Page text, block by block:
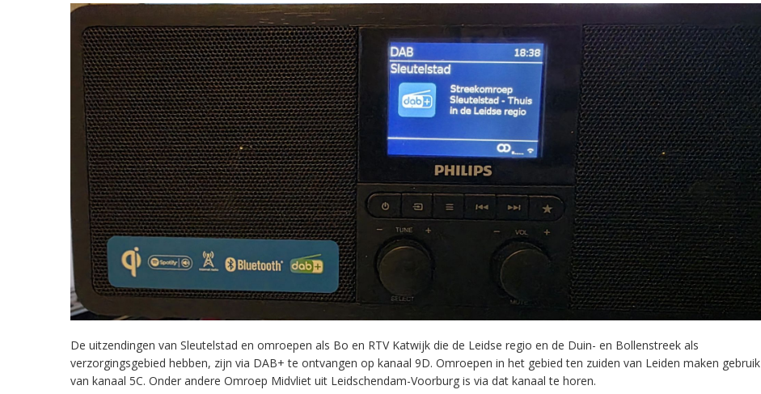
De uitzendingen van Sleutelstad en omroepen als Bo en RTV Katwijk die de Leidse regio en de Duin- en Bollenstreek als
verzorgingsgebied hebben, zijn via DAB+ te ontvangen op kanaal 9D. Omroepen in het gebied ten zuiden van Leiden maken gebruik
van kanaal 5C. Onder andere Omroep Midvliet uit Leidschendam-Voorburg is via dat kanaal te horen.